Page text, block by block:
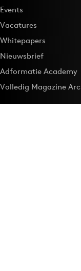
Events
Vacatures
Whitepapers
Nieuwsbrief
Adformatie Academy
Volledig Magazine